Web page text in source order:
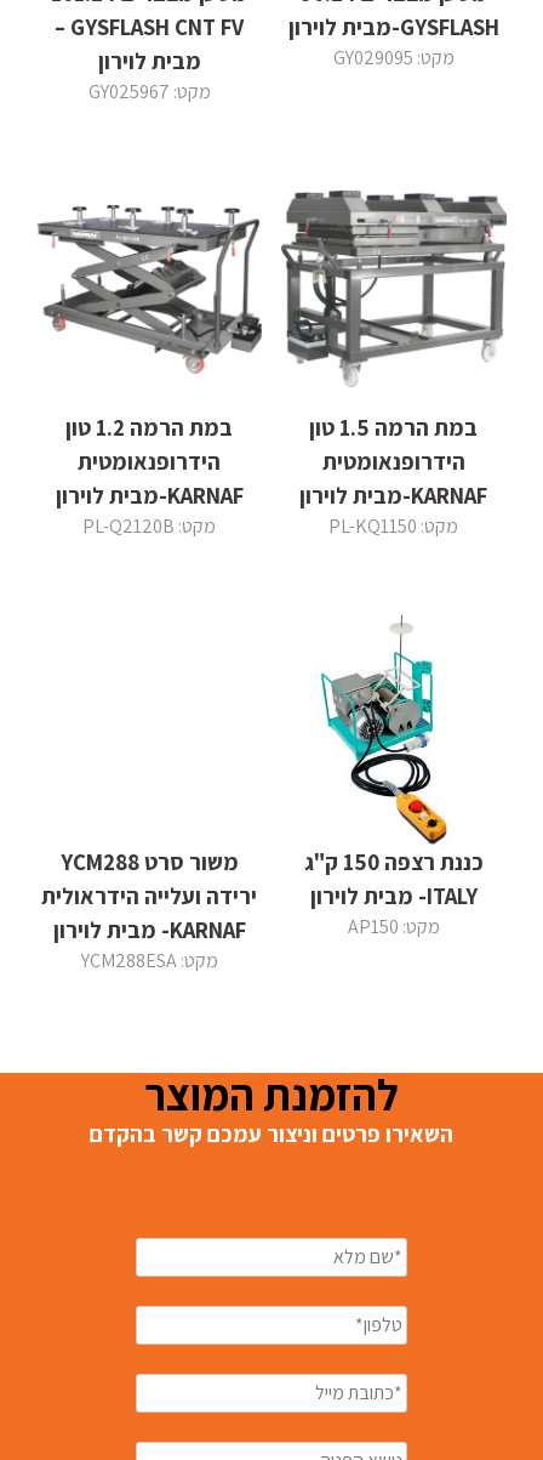
GYSFLASH-מבית לוירון
מקט: GY029095
GYSFLASH CNT FV –
מבית לוירון
מקט: GY025967
במת הרמה 1.5 טון
הידרופנאומטית
KARNAF-מבית לוירון
מקט: PL-KQ1150
במת הרמה 1.2 טון
הידרופנאומטית
KARNAF-מבית לוירון
מקט: PL-Q2120B
כננת רצפה 150 ק"ג
ITALY- מבית לוירון
מקט: AP150
משור סרט YCM288
ירידה ועלייה הידראולית
KARNAF- מבית לוירון
מקט: YCM288ESA
להזמנת המוצר
השאירו פרטים וניצור עמכם קשר בהקדם